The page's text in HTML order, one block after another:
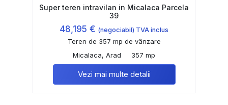
Super teren intravilan in Micalaca Parcela
39
48,195 € (negociabil) TVA inclus
Teren de 357 mp de vânzare
Micalaca, Arad
357 mp
Vezi mai multe detalii